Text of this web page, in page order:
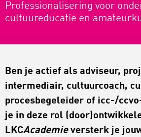
Professionalisering voor
cultuureducatie en
Ben je actief als adviseur,
intermediair, cultuurcoach,
procesbegeleider of icc-/
je in deze rol
LKCAcademieversterk je